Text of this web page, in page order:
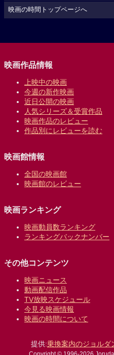
映画の時間トップページへ
映画作品情報
上映中の映画
今週の新作映画
近日公開の映画
人気シリーズ＆受賞作品
映画作品のレビュー
作品別にレビューを読む
映画館情報
全国の映画館
映画館のレビュー
映画ランキング
映画動員数ランキング
ランキングバックナンバー
その他コンテンツ
映画ニュース
動画配信作品
TV放映スケジュール
今見る映画情報
映画の時間について
提供:乗換案内のジョルダ
Copyright © 1996-2026